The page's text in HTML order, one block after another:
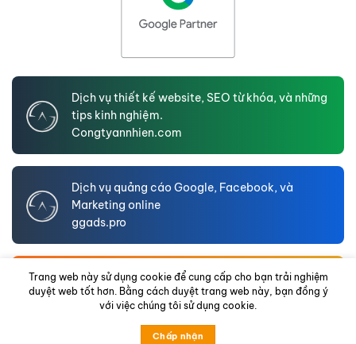
Dịch vụ thiết kế website, SEO từ khóa, và những
tips kinh nghiệm.
Congtyannhien.com
Dịch vụ quảng cáo Google, Facebook, và
Marketing online
ggads.pro
An Nhien LTD – Website hồ sơ năng lực doanh
nghiệp
annhienltd.com
Trang web này sử dụng cookie để cung cấp cho bạn trải nghiệm
duyệt web tốt hơn. Bằng cách duyệt trang web này, bạn đồng ý
với việc chúng tôi sử dụng cookie.
Chấp nhận